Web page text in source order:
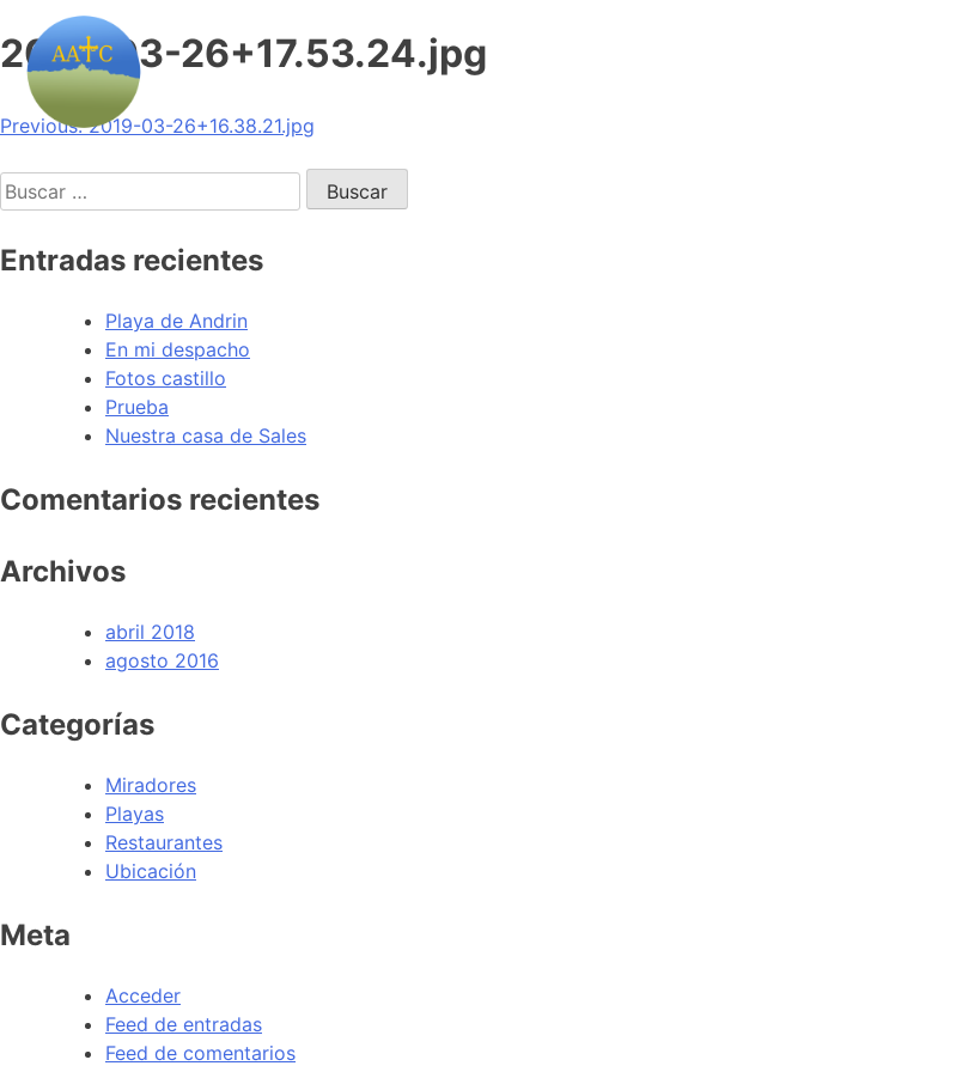
2019-03-26+17.53.24.jpg
Navegación
de
entradas
Previous: 2019-03-26+16.38.21.jpg
Buscar:
Entradas recientes
Playa de Andrin
En mi despacho
Fotos castillo
Prueba
Nuestra casa de Sales
Comentarios recientes
Archivos
abril 2018
agosto 2016
Categorías
Miradores
Playas
Restaurantes
Ubicación
Meta
Acceder
Feed de entradas
Feed de comentarios